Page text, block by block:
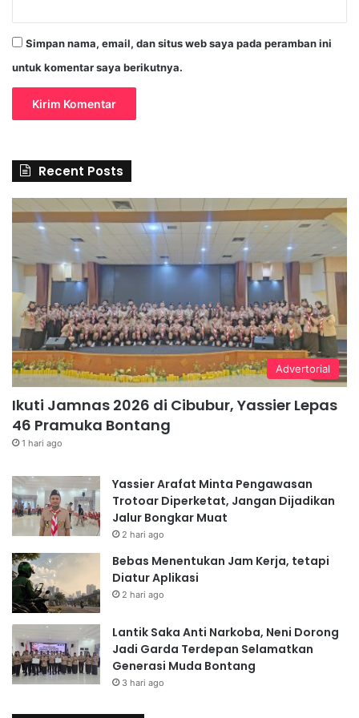
Simpan nama, email, dan situs web saya pada peramban ini
untuk komentar saya berikutnya.
Recent Posts
Advertorial
Ikuti Jamnas 2026 di Cibubur, Yassier Lepas
46 Pramuka Bontang
1 hari ago
Yassier Arafat Minta Pengawasan
Trotoar Diperketat, Jangan Dijadikan
Jalur Bongkar Muat
2 hari ago
Bebas Menentukan Jam Kerja, tetapi
Diatur Aplikasi
2 hari ago
Lantik Saka Anti Narkoba, Neni Dorong
Jadi Garda Terdepan Selamatkan
Generasi Muda Bontang
3 hari ago